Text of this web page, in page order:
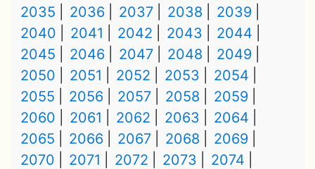
2035
2036 2037 2038
2039
2040
2041 2042 2043
2044
2045
2046 2047 2048
2049
2050
2051 2052 2053
2054
2055
2056 2057 2058
2059
2060
2061 2062 2063
2064
2065
2066 2067 2068
2069
2070
2071 2072 2073
2074